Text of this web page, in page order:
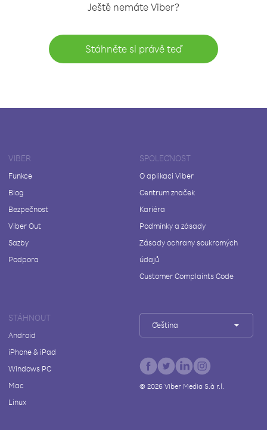
Ještě nemáte Viber?
Stáhněte si právě teď
VIBER
Funkce
Blog
Bezpečnost
Viber Out
Sazby
Podpora
SPOLEČNOST
O aplikaci Viber
Centrum značek
Kariéra
Podmínky a zásady
Zásady ochrany soukromých
údajů
Customer Complaints Code
STÁHNOUT
Android
iPhone & iPad
Windows PC
Mac
Linux
Čeština
© 2026Viber Media S.à r.l.